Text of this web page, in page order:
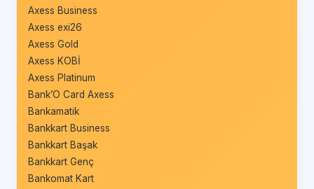
Axess Business
Axess exi26
Axess Gold
Axess KOBİ
Axess Platinum
Bank’O Card Axess
Bankamatik
Bankkart Business
Bankkart Başak
Bankkart Genç
Bankomat Kart